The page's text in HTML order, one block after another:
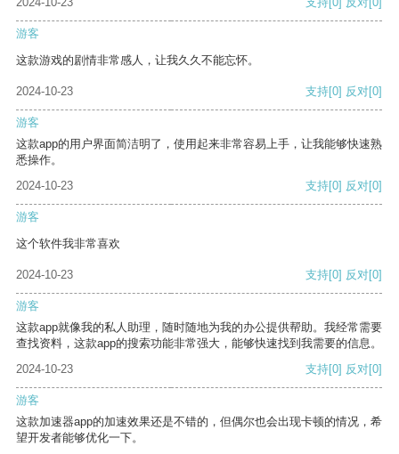
游客
这款游戏的剧情非常感人，让我久久不能忘怀。
2024-10-23 支持[0] 反对[0]
游客
这款app的用户界面简洁明了，使用起来非常容易上手，让我能够快速熟
悉操作。
2024-10-23
支持[0] 反对[0]
游客
这个软件我非常喜欢
2024-10-23 支持[0] 反对[0]
游客
这款app就像我的私人助理，随时随地为我的办公提供帮助。我经常需要
查找资料，这款app的搜索功能非常强大，能够快速找到我需要的信息。
2024-10-23
支持[0] 反对[0]
游客
这款加速器app的加速效果还是不错的，但偶尔也会出现卡顿的情况，希
望开发者能够优化一下。